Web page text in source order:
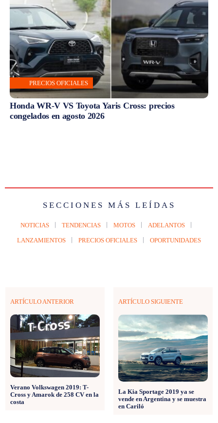
PRECIOS OFICIALES
Honda WR-V VS Toyota Yaris Cross: precios
congelados en agosto 2026
SECCIONES MÁS LEÍDAS
NOTICIAS TENDENCIAS MOTOS ADELANTOS
LANZAMIENTOS PRECIOS OFICIALES OPORTUNIDADES
ARTÍCULO ANTERIOR
Verano Volkswagen 2019: T-
Cross y Amarok de 258 CV en la
costa
ARTÍCULO SIGUIENTE
La Kia Sportage 2019 ya se
vende en Argentina y se muestra
en Cariló